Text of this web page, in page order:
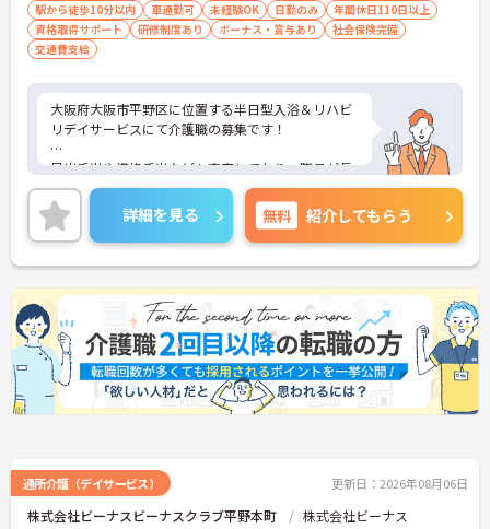
駅から徒歩10分以内 車通勤可 未経験OK 日勤のみ
年間休日110日以上
資格取得サポート
研修制度あり ボーナス・賞与あり
社会保険完備
交通費支給
大阪府大阪市平野区に位置する半日型入浴＆リハビ
リデイサービスにて介護職の募集です！
早出手当や資格手当なども充実しており、職員が長
期的に働きやすい環境づくりを大切にしています。
ご興味ある方には、面接対策ポイントなど、さらに
詳細をお話しいたしますのでお気軽にご相談くださ
い！
詳細を見る 無料 紹介してもらう
通所介護（デイサービス） 更新日：2026年08月06日
株式会社ビーナスビーナスクラブ平野本町 株式会社ビーナス